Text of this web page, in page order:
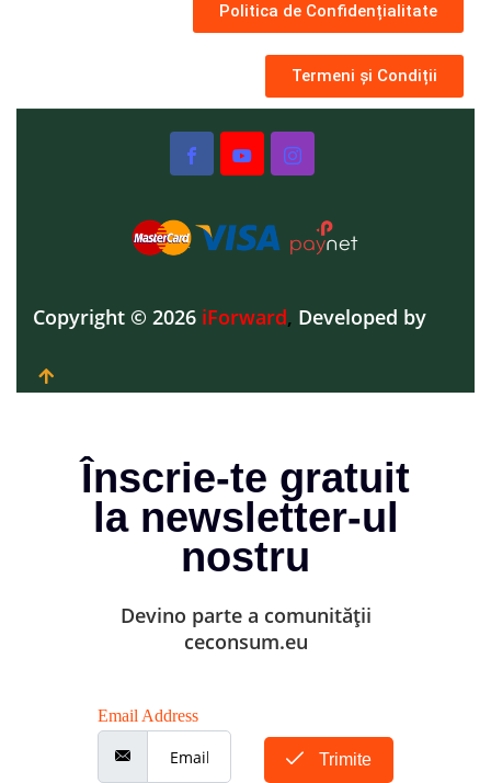
Politica de Confidențialitate
Termeni și Condiții
Copyright © 2026 iForward, Developed by
Înscrie-te gratuit
la newsletter-ul
nostru
Devino parte a comunității
ceconsum.eu
Email Address
Trimite